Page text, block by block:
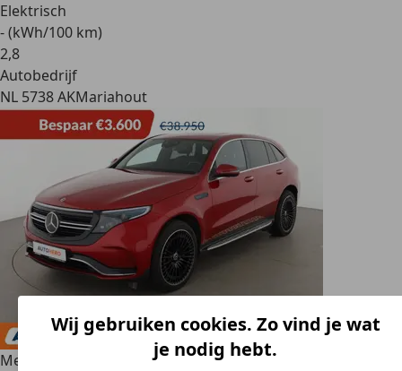
Elektrisch
- (kWh/100 km)
2,8
Autobedrijf
NL 5738 AKMariahout
Mercedes-Benz EQC 400electric drive 300 kW 4Matic AMG
Wij gebruiken cookies. Zo vind je wat
je nodig hebt.